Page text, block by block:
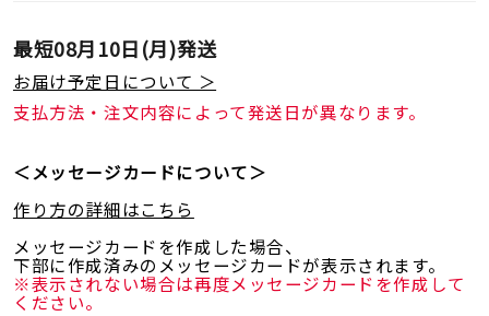
メンズ
～
価格 ¥0
在庫 在庫ありのみ すべて表示
最短08月10日(月)発送
お届け予定日について ＞
支払方法・注文内容によって発送日が異なります。
＜メッセージカードについて＞
作り方の詳細はこちら
メッセージカードを作成した場合、
下部に作成済みのメッセージカードが表示されます。
※表示されない場合は再度メッセージカードを作成して
ください。